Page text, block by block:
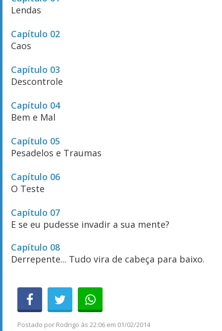
Lendas
Capítulo 02
Caos
Capítulo 03
Descontrole
Capítulo 04
Bem e Mal
Capítulo 05
Pesadelos e Traumas
Capítulo 06
O Teste
Capítulo 07
E se eu pudesse invadir a sua mente?
Capítulo 08
Derrepente... Tudo vira de cabeça para baixo.
Postado por Rodrigo às 22:06 em 01/02/2014